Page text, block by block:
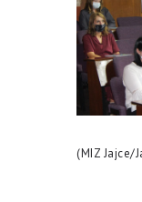
(MIZ Jajce/